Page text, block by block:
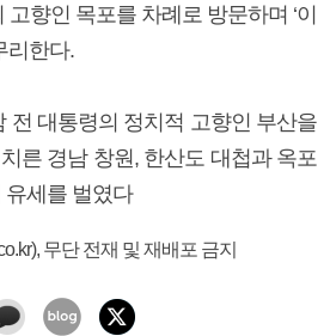
향인 목포를 차례로 방문하며 ‘이
리한다.
전 대통령의 정치적 고향인 부산을
른 경남 창원, 한산도 대첩과 옥포
유세를 벌였다
무단 전재 및 재배포 금지